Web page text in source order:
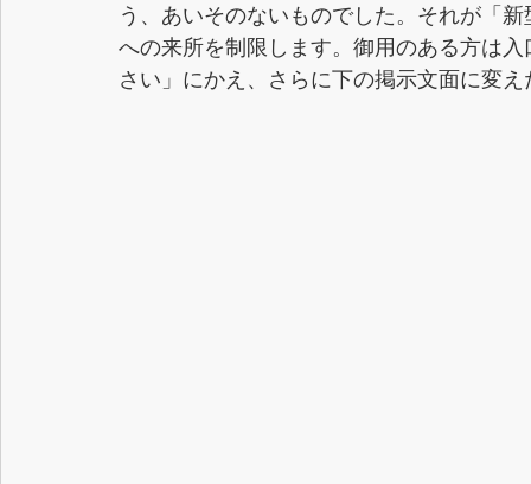
う、あいそのないものでした。それが「
への来所を制限します。御用のある方は
さい」にかえ、さらに下の掲示文面に変